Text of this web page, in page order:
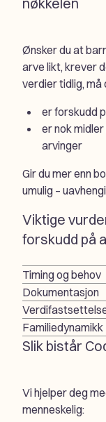
Ønsker du at
arve likt, krever
verdier tidlig, må
er forskudd
er nok
arvinger
Gir du mer enn
umulig –
Viktige
forskudd på
Timing og behov
Dokumentasjon
Familiedynamikk
Slik bistår
Vi hjelper deg
menneskelig: